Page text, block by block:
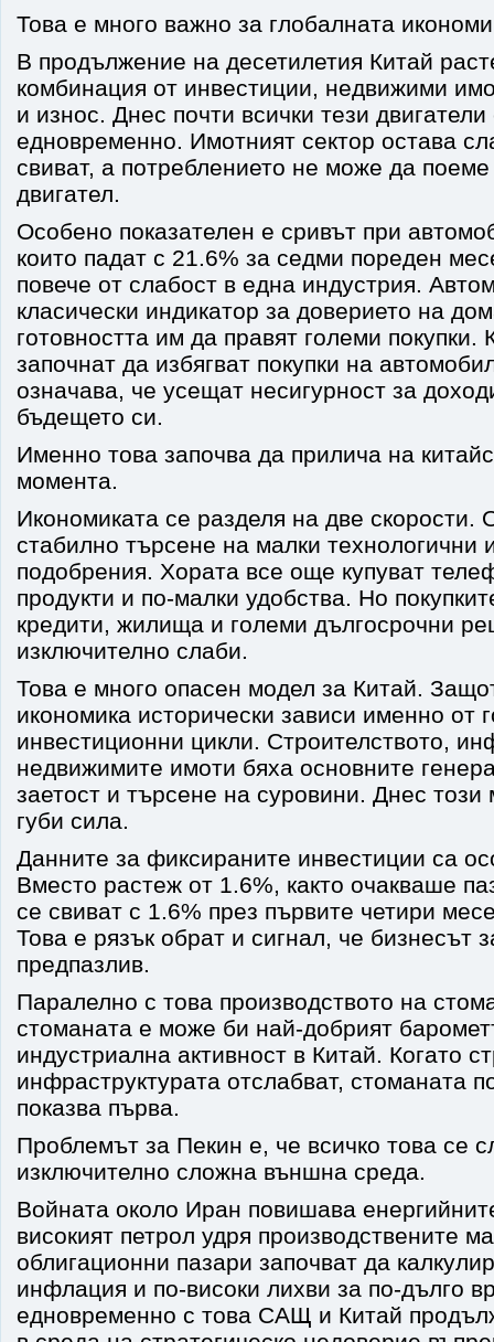
Това е много важно за глобалната
В продължение на десетилетия Китай
комбинация от инвестиции, недвижими
и износ. Днес почти всички тези
едновременно. Имотният сектор остава
свиват, а потреблението не може да
двигател.
Особено показателен е сривът при
които падат с 21.6% за седми пореден
повече от слабост в една индустрия.
класически индикатор за доверието на
готовността им да правят големи покупки.
започнат да избягват покупки на
означава, че усещат несигурност за
бъдещето си.
Именно това започва да прилича на
момента.
Икономиката се разделя на две скорости.
стабилно търсене на малки технологични
подобрения. Хората все още купуват
продукти и по-малки удобства. Но
кредити, жилища и големи дългосрочни
изключително слаби.
Това е много опасен модел за Китай.
икономика исторически зависи именно от
инвестиционни цикли. Строителството,
недвижимите имоти бяха основните
заетост и търсене на суровини. Днес
губи сила.
Данните за фиксираните инвестиции са
Вместо растеж от 1.6%, както очакваше
се свиват с 1.6% през първите четири
Това е рязък обрат и сигнал, че бизнесът
предпазлив.
Паралелно с това производството на
стоманата е може би най-добрият
индустриална активност в Китай. Когато
инфраструктурата отслабват, стоманата
показва първа.
Проблемът за Пекин е, че всичко това се
изключително сложна външна среда.
Войната около Иран повишава
високият петрол удря производствените
облигационни пазари започват да
инфлация и по-високи лихви за по-дълго
едновременно с това САЩ и Китай